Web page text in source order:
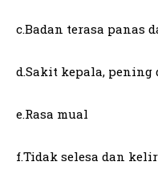
c.Badan terasa panas
d.Sakit kepala, pening
e.Rasa mual
f.Tidak selesa dan